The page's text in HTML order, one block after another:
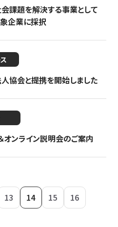
課題を解決する事業として
企業に採択
協会と提携を開始しました
ンライン説明会のご案内
13 14 15 16